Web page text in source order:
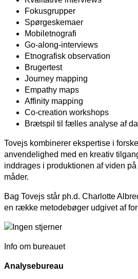
Fokusgrupper
Spørgeskemaer
Mobiletnografi
Go-along-interviews
Etnografisk observation
Brugertest
Journey mapping
Empathy maps
Affinity mapping
Co-creation workshops
Brætspil til fælles analyse af
Tovejs kombinerer ekspertise i
anvendelighed med en kreativ
inddrages i produktionen af viden
måder.
Bag Tovejs står ph.d. Charlotte
en række metodebøger udgivet af
Info om bureauet
Analysebureau